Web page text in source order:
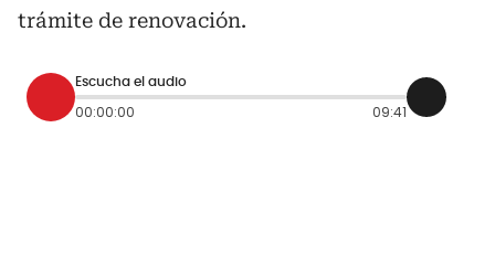
trámite de renovación.
Escucha el audio
00:00:00 09:41